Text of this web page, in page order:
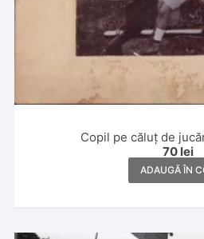
Copil pe căluț de
70 lei
ADAUGĂ ÎN